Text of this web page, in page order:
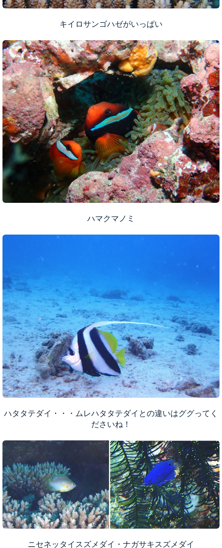
キイロサンゴハゼがいっぱい
ハマクマノミ
ハタタテダイ・・・ムレハタタテダイとの違いはググってく
ださいね！
ニセネッタイスズメダイ・ナガサキスズメダイ